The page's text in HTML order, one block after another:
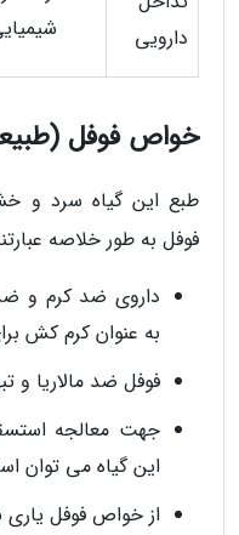
دارویی
خواص فوفل
طبع این گیاه سرد
فوفل به طور خلاصه
داروی ضد کرم و
به عنوان کرم کش
فوفل ضد مالاریا و
جهت معالجه
این گیاه می توان
از خواص فوفل یاری